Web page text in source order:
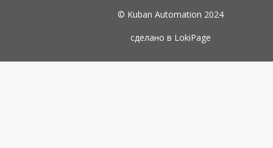
© Kuban Automation 2024
сделано в LokiPage